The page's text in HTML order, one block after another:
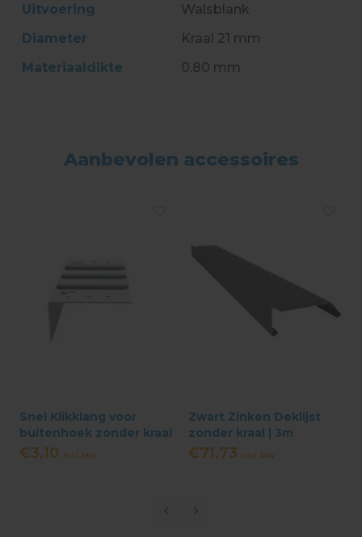
Uitvoering
Walsblank
Diameter
Kraal 21 mm
Materiaaldikte
0.80 mm
Aanbevolen accessoires
Snel Klikklang voor
buitenhoek zonder kraal
€3,10 Incl. btw
Zwart Zinken Deklijst
zonder kraal | 3m
Kliksysteem
€71,73 Incl. btw